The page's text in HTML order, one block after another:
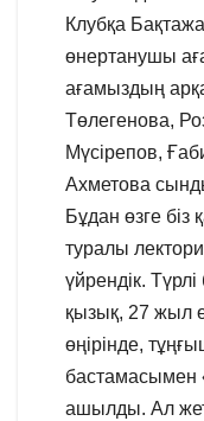
Клубқа
өнертанушы
ағамыздың
Төлегенова,
Мүсірепов,
Ахметова
Бұдан өзге біз
туралы
үйрендік.
қызық, 27 жыл
өңірінде,
бастамасымен
ашылды. Ал